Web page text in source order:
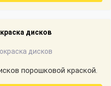
дисков
порошковой краской.